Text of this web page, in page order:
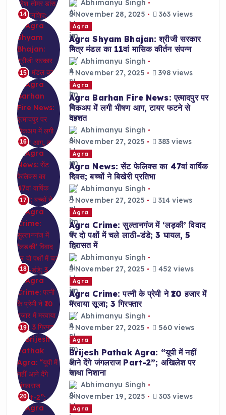
14
Abhimanyu Singh
November 28, 2025
363 views
15
Agra
Agra Shyam Bhajan: श्रीजी सरकार
मित्र मंडल का 11वां मासिक कीर्तन संपन्न
Abhimanyu Singh
November 27, 2025
398 views
16
Agra
Agra Barhan Fire News: एत्मादपुर पर
पिकअप में लगी भीषण आग, टायर फटने से
दहशत
Abhimanyu Singh
November 27, 2025
383 views
17
Agra
Agra News: सेंट फेलिक्स का 47वां वार्षिक
दिवस; बच्चों ने बिखेरी प्रतिभा
Abhimanyu Singh
November 27, 2025
314 views
18
Agra
Agra Crime: सुल्तानगंज में ‘लड़की’ विवाद
पर दो पक्षों में चले लाठी-डंडे; 3 घायल, 5
हिरासत में
Abhimanyu Singh
November 27, 2025
452 views
19
Agra
Agra Crime: पत्नी के प्रेमी ने ₹10 हजार में
मरवाया सूजा; 3 गिरफ्तार
Abhimanyu Singh
November 27, 2025
560 views
20
Agra
Brijesh Pathak Agra: “यूपी में नहीं
आने देंगे जंगलराज Part-2”; अखिलेश पर
साधा निशाना
Abhimanyu Singh
November 19, 2025
303 views
Agra